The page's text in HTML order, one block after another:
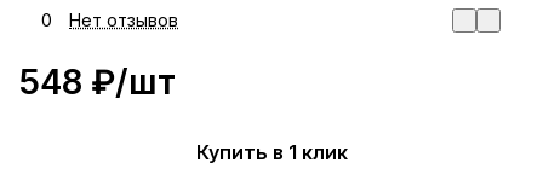
0 Нет отзывов
548 ₽/шт
Купить в 1 клик